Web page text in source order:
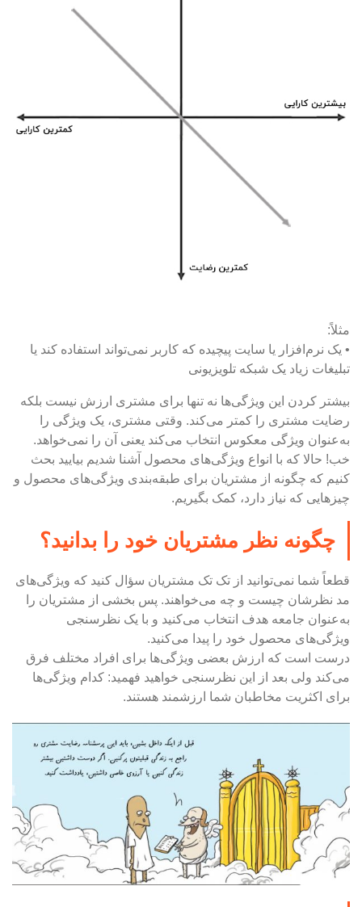
مثلاً:
• یک نرم‌افزار یا سایت پیچیده که کاربر نمی‌تواند استفاده کند یا
تبلیغات زیاد یک شبکه تلویزیونی
بیشتر کردن این ویژگی‌ها نه تنها برای مشتری ارزش نیست بلکه
رضایت مشتری را کمتر می‌کند. وقتی مشتری، یک ویژگی را
به‌عنوان ویژگی معکوس انتخاب می‌کند یعنی آن را نمی‌خواهد.
خب! حالا که با انواع ویژگی‌های محصول آشنا شدیم بیایید بحث
کنیم که چگونه از مشتریان برای طبقه‌بندی ویژگی‌های محصول و
چیزهایی که نیاز دارد، کمک بگیریم.
چگونه نظر مشتریان خود را بدانید؟
قطعاً شما نمی‌توانید از تک تک مشتریان سؤال کنید که ویژگی‌های
مد نظرشان چیست و چه می‌خواهند. پس بخشی از مشتریان را
به‌عنوان جامعه هدف انتخاب می‌کنید و با یک نظرسنجی
ویژگی‌های محصول خود را پیدا می‌کنید.
درست است که ارزش بعضی ویژگی‌ها برای افراد مختلف فرق
می‌کند ولی بعد از این نظرسنجی خواهید فهمید: کدام ویژگی‌ها
برای اکثریت مخاطبان شما ارزشمند هستند.